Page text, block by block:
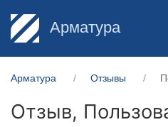
Арматура
Арматура Отзывы
Отзыв,